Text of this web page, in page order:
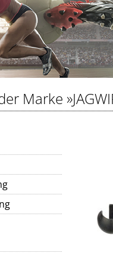
Marke